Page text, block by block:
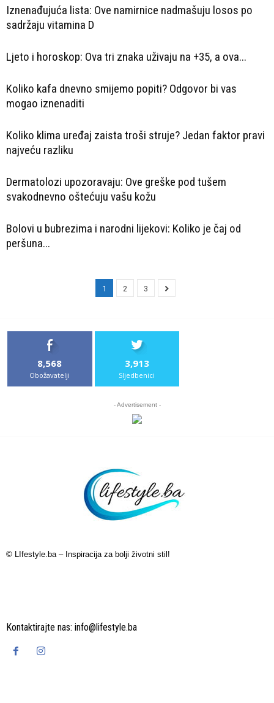
Iznenađujuća lista: Ove namirnice nadmašuju losos po
sadržaju vitamina D
Ljeto i horoskop: Ova tri znaka uživaju na +35, a ova...
Koliko kafa dnevno smijemo popiti? Odgovor bi vas
mogao iznenaditi
Koliko klima uređaj zaista troši struje? Jedan faktor pravi
najveću razliku
Dermatolozi upozoravaju: Ove greške pod tušem
svakodnevno oštećuju vašu kožu
Bolovi u bubrezima i narodni lijekovi: Koliko je čaj od
peršuna...
1 2 3
8,568
Obožavatelji
3,913
Sljedbenici
- Advertisement -
© LIfestyle.ba – Inspiracija za bolji životni stil!
Kontaktirajte nas: info@lifestyle.ba